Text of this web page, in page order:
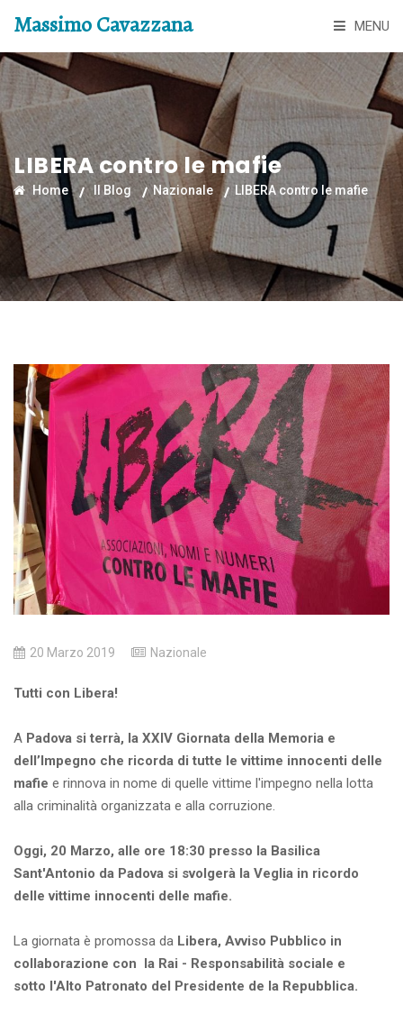
Massimo Cavazzana MENU
LIBERA contro le mafie
Home Il Blog Nazionale LIBERA contro le mafie
20 Marzo 2019 Nazionale
Tutti con Libera!
A Padova si terrà, la XXIV Giornata della Memoria e
dell’Impegno che ricorda di tutte le vittime innocenti delle
mafie e rinnova in nome di quelle vittime l'impegno nella lotta
alla criminalità organizzata e alla corruzione.
Oggi, 20 Marzo, alle ore 18:30 presso la Basilica
Sant'Antonio da Padova si svolgerà la Veglia in ricordo
delle vittime innocenti delle mafie.
La giornata è promossa da Libera, Avviso Pubblico in
collaborazione con la Rai - Responsabilità sociale e
sotto l'Alto Patronato del Presidente de la Repubblica.